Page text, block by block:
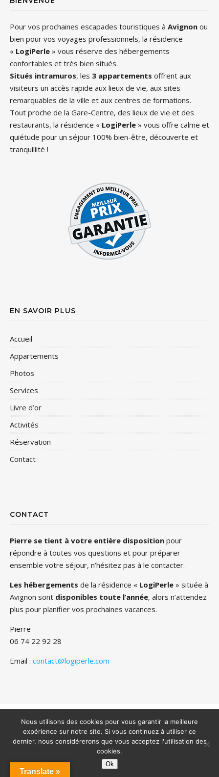
Pour vos prochaines escapades touristiques à Avignon ou
bien pour vos voyages professionnels, la résidence
« LogiPerle » vous réserve des hébergements
confortables et très bien situés.
Situés intramuros, les 3 appartements offrent aux
visiteurs un accès rapide aux lieux de vie, aux sites
remarquables de la ville et aux centres de formations.
Tout proche de la Gare-Centre, des lieux de vie et des
restaurants, la résidence « LogiPerle » vous offre calme et
quiétude pour un séjour 100% bien-être, découverte et
tranquillité !
EN SAVOIR PLUS
Accueil
Appartements
Photos
Services
Livre d’or
Activités
Réservation
Contact
CONTACT
Pierre se tient à votre entière disposition pour
répondre à toutes vos questions et pour préparer
ensemble votre séjour, n’hésitez pas à le contacter.
Les hébergements de la résidence « LogiPerle » située à
Avignon sont disponibles toute l’année, alors n’attendez
plus pour planifier vos prochaines vacances.
Pierre
06 74 22 92 28
Email : contact@logiperle.com
Translate »
Copyright 2022 - Tous droits réservés - Logiperle -Mentions
légales
Nous utilisons des cookies pour vous garantir la meilleure
expérience sur notre site. Si vous continuez à utiliser ce
dernier, nous considérerons que vous acceptez l'utilisation des
cookies.
Ok